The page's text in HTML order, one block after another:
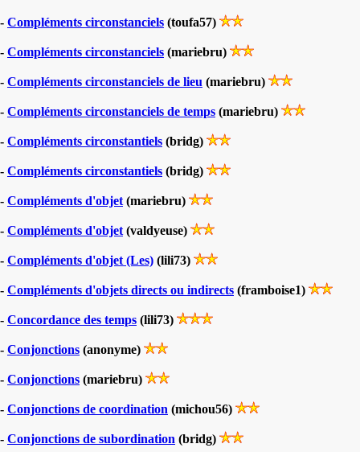
- Compléments circonstanciels (toufa57)
- Compléments circonstanciels (mariebru)
- Compléments circonstanciels de lieu (mariebru)
- Compléments circonstanciels de temps (mariebru)
- Compléments circonstantiels (bridg)
- Compléments circonstantiels (bridg)
- Compléments d'objet (mariebru)
- Compléments d'objet (valdyeuse)
- Compléments d'objet (Les) (lili73)
- Compléments d'objets directs ou indirects (framboise1)
- Concordance des temps (lili73)
- Conjonctions (anonyme)
- Conjonctions (mariebru)
- Conjonctions de coordination (michou56)
- Conjonctions de subordination (bridg)